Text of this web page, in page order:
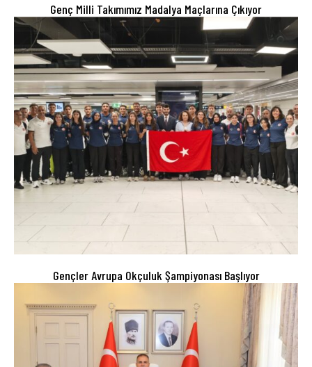
Genç Milli Takımımız Madalya Maçlarına Çıkıyor
Gençler Avrupa Okçuluk Şampiyonası Başlıyor